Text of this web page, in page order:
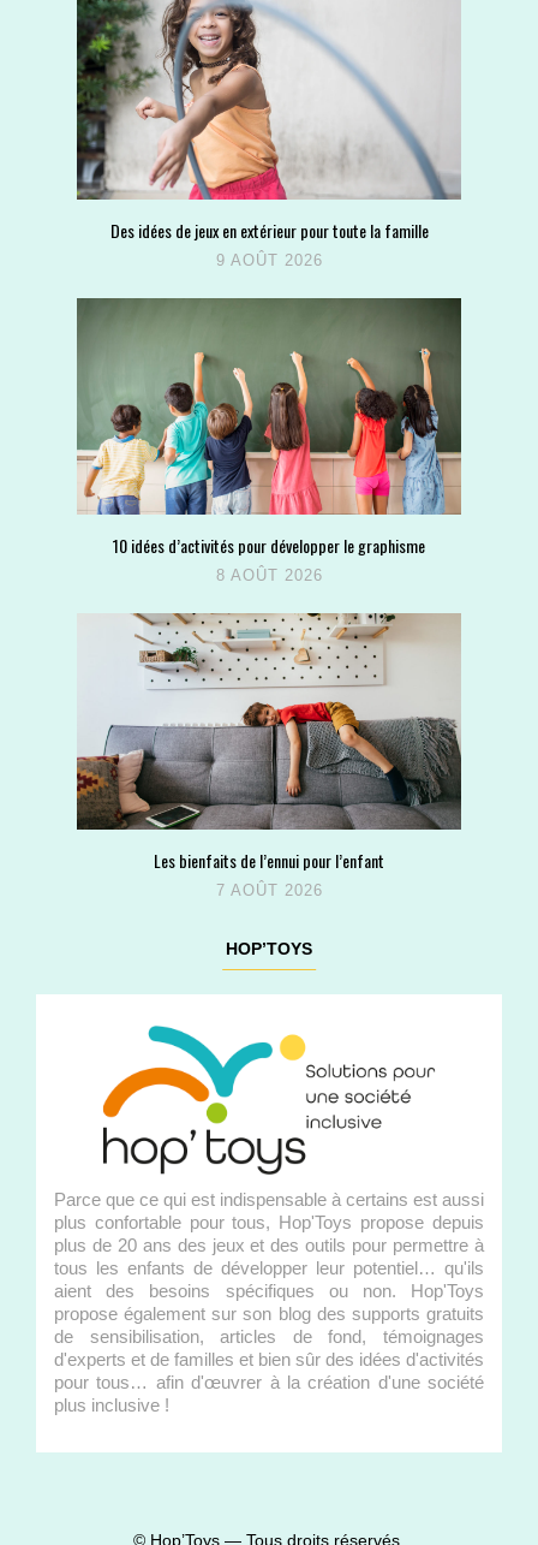
Des idées de jeux en extérieur pour toute la famille
9 AOÛT 2026
10 idées d’activités pour développer le graphisme
8 AOÛT 2026
Les bienfaits de l’ennui pour l’enfant
7 AOÛT 2026
HOP’TOYS
Parce que ce qui est indispensable à certains est aussi
plus confortable pour tous, Hop'Toys propose depuis
plus de 20 ans des jeux et des outils pour permettre à
tous les enfants de développer leur potentiel… qu'ils
aient des besoins spécifiques ou non. Hop'Toys
propose également sur son blog des supports gratuits
de sensibilisation, articles de fond, témoignages
d'experts et de familles et bien sûr des idées d'activités
pour tous… afin d'œuvrer à la création d'une société
plus inclusive !
© Hop’Toys — Tous droits réservés.